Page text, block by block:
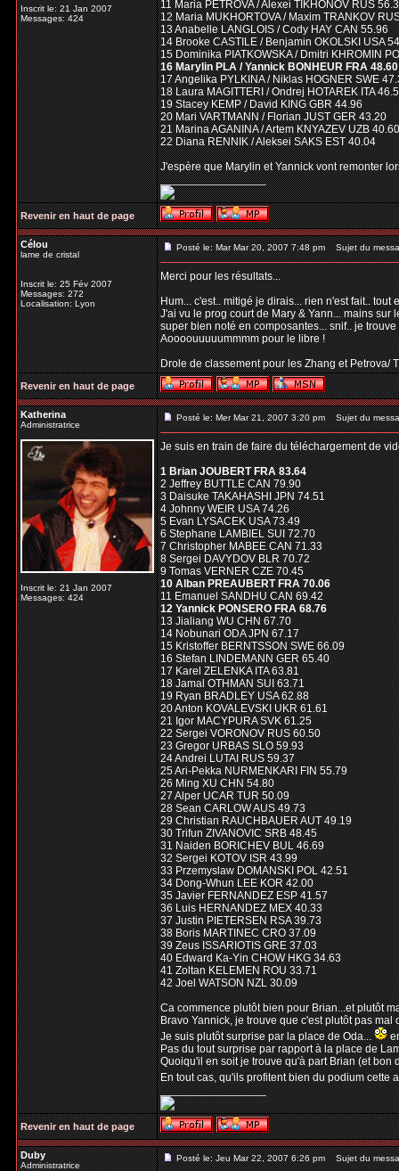
Inscrit le: 21 Jan 2007
Messages: 424
11 Maria PETROVA / Alexei TIKHONOV RUS
12 Maria MUKHORTOVA / Maxim TRANKOV
13 Anabelle LANGLOIS / Cody HAY CAN 55.96
14 Brooke CASTILE / Benjamin OKOLSKI USA
15 Dominika PIATKOWSKA / Dmitri KHROMIN
16 Marylin PLA / Yannick BONHEUR FRA 48.60
17 Angelika PYLKINA / Niklas HOGNER SWE
18 Laura MAGITTERI / Ondrej HOTAREK ITA
19 Stacey KEMP / David KING GBR 44.96
20 Mari VARTMANN / Florian JUST GER 43.20
21 Marina AGANINA / Artem KNYAZEV UZB 40.60
22 Diana RENNIK / Aleksei SAKS EST 40.04
J'espère que Marylin et Yannick vont remonter
_________________
Revenir en haut de page
Célou
lame de cristal
Inscrit le: 25 Fév 2007
Messages: 272
Localisation: Lyon
Posté le: Mar Mar 20, 2007 7:48 pm Sujet du
Merci pour les résultats...
Hum... c'est.. mitigé je dirais... rien n'est fait..
J'ai vu le prog court de Mary & Yann... mains
super bien noté en composantes... snif.. je
Aoooouuuuummmm pour le libre !
Drole de classement pour les Zhang et Petrova/
Revenir en haut de page
Katherina
Administratrice
Inscrit le: 21 Jan 2007
Messages: 424
Posté le: Mer Mar 21, 2007 3:20 pm Sujet du
Je suis en train de faire du téléchargement de
1 Brian JOUBERT FRA 83.64
2 Jeffrey BUTTLE CAN 79.90
3 Daisuke TAKAHASHI JPN 74.51
4 Johnny WEIR USA 74.26
5 Evan LYSACEK USA 73.49
6 Stephane LAMBIEL SUI 72.70
7 Christopher MABEE CAN 71.33
8 Sergei DAVYDOV BLR 70.72
9 Tomas VERNER CZE 70.45
10 Alban PREAUBERT FRA 70.06
11 Emanuel SANDHU CAN 69.42
12 Yannick PONSERO FRA 68.76
13 Jialiang WU CHN 67.70
14 Nobunari ODA JPN 67.17
15 Kristoffer BERNTSSON SWE 66.09
16 Stefan LINDEMANN GER 65.40
17 Karel ZELENKA ITA 63.81
18 Jamal OTHMAN SUI 63.71
19 Ryan BRADLEY USA 62.88
20 Anton KOVALEVSKI UKR 61.61
21 Igor MACYPURA SVK 61.25
22 Sergei VORONOV RUS 60.50
23 Gregor URBAS SLO 59.93
24 Andrei LUTAI RUS 59.37
25 Ari-Pekka NURMENKARI FIN 55.79
26 Ming XU CHN 54.80
27 Alper UCAR TUR 50.09
28 Sean CARLOW AUS 49.73
29 Christian RAUCHBAUER AUT 49.19
30 Trifun ZIVANOVIC SRB 48.45
31 Naiden BORICHEV BUL 46.69
32 Sergei KOTOV ISR 43.99
33 Przemyslaw DOMANSKI POL 42.51
34 Dong-Whun LEE KOR 42.00
35 Javier FERNANDEZ ESP 41.57
36 Luis HERNANDEZ MEX 40.33
37 Justin PIETERSEN RSA 39.73
38 Boris MARTINEC CRO 37.09
39 Zeus ISSARIOTIS GRE 37.03
40 Edward Ka-Yin CHOW HKG 34.63
41 Zoltan KELEMEN ROU 33.71
42 Joel WATSON NZL 30.09
Ca commence plutôt bien pour Brian...et plutôt
Bravo Yannick, je trouve que c'est plutôt pas mal
Je suis plutôt surprise par la place de Oda...
Pas du tout surprise par rapport à la place de
Quoiqu'il en soit je trouve qu'à part Brian (et bon
En tout cas, qu'ils profitent bien du podium
_________________
Revenir en haut de page
Duby
Administratrice
Posté le: Jeu Mar 22, 2007 6:26 pm Sujet du